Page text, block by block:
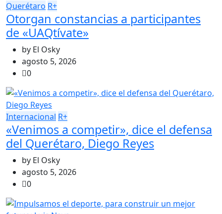
Querétaro R+
Otorgan constancias a participantes
de «UAQtívate»
by El Osky
agosto 5, 2026
0
Internacional R+
«Venimos a competir», dice el defensa
del Querétaro, Diego Reyes
by El Osky
agosto 5, 2026
0